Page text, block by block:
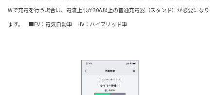
Wで充電を行う場合は、電流上限が30A以上の普通充電器（スタンド）が必要になり
ます。 ■EV：電気自動車 HV：ハイブリッド車